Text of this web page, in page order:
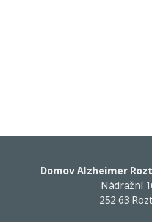
Domov Alzheimer
Nádražní
252 63